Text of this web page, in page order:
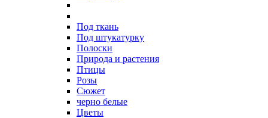
Под ткань
Под штукатурку
Полоски
Природа и растения
Птицы
Розы
Сюжет
черно белые
Цветы